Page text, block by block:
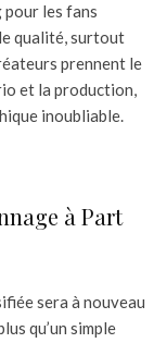
pour les fans
qualité, surtout
prennent le
et la production,
inoubliable.
à Part
sera à nouveau
qu’un simple